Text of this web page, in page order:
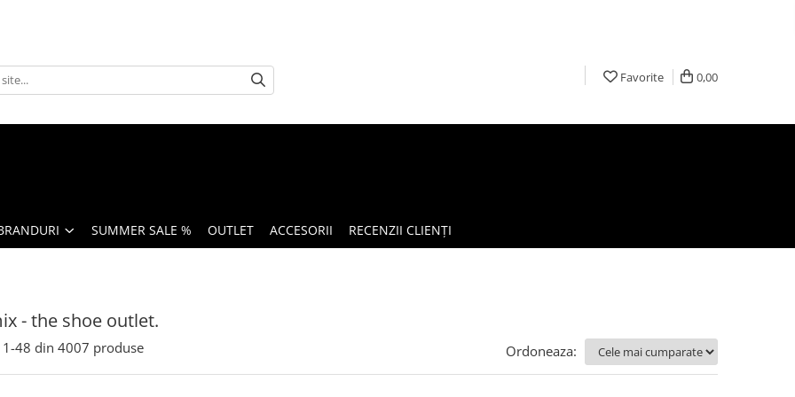
Favorite 0,00
SUMMER SALE % OUTLET ACCESORII RECENZII CLIENȚI
- the shoe outlet.
1-48 din 4007 produse Ordoneaza: